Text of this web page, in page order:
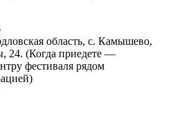
область, с. Камышево,
24. (Когда приедете —
фестиваля рядом